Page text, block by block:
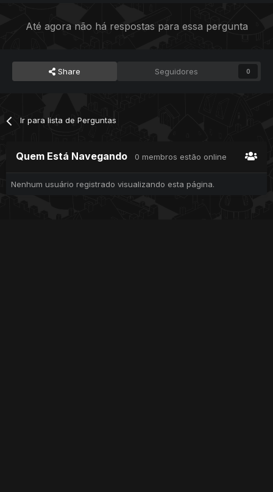
Até agora não há respostas para essa pergunta
Share Seguidores 0
Ir para lista de Perguntas
Quem Está Navegando 0 membros estão online
Nenhum usuário registrado visualizando esta página.